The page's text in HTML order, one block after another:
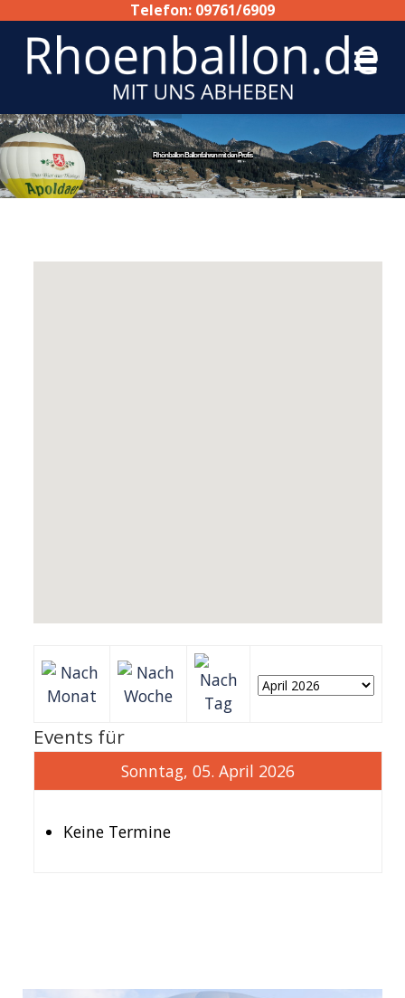
Telefon: 09761/6909
Rhönballon Ballonfahren mit den Profis
Events für
Sonntag, 05. April 2026
Keine Termine